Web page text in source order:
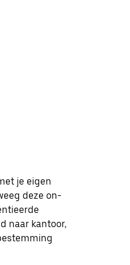
je eigen
deze on-
naar kantoor,